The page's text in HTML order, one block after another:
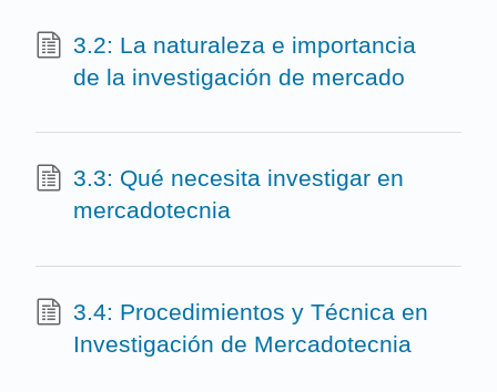
3.2: La naturaleza e importancia
de la investigación de mercado
3.3: Qué necesita investigar en
mercadotecnia
3.4: Procedimientos y Técnica en
Investigación de Mercadotecnia